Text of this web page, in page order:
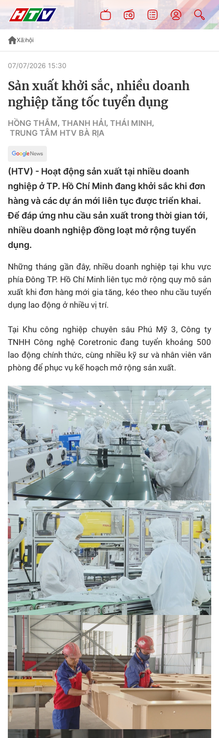
Xã hội
07/07/2026 15:30
Sản xuất khởi sắc, nhiều doanh
nghiệp tăng tốc tuyển dụng
HỒNG THẮM, THANH HẢI, THÁI MINH,
TRUNG TÂM HTV BÀ RỊA
(HTV) - Hoạt động sản xuất tại nhiều doanh
nghiệp ở TP. Hồ Chí Minh đang khởi sắc khi đơn
hàng và các dự án mới liên tục được triển khai.
Để đáp ứng nhu cầu sản xuất trong thời gian tới,
nhiều doanh nghiệp đồng loạt mở rộng tuyển
dụng.
Những tháng gần đây, nhiều doanh nghiệp tại khu vực
phía Đông TP. Hồ Chí Minh liên tục mở rộng quy mô sản
xuất khi đơn hàng mới gia tăng, kéo theo nhu cầu tuyển
dụng lao động ở nhiều vị trí.
Tại Khu công nghiệp chuyên sâu Phú Mỹ 3, Công ty
TNHH Công nghệ Coretronic đang tuyển khoảng 500
lao động chính thức, cùng nhiều kỹ sư và nhân viên văn
phòng để phục vụ kế hoạch mở rộng sản xuất.